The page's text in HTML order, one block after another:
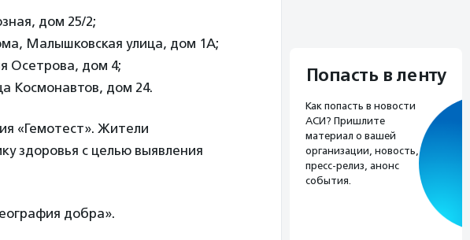
дом 25/2;
Малышковская улица, дом 1А;
Осетрова, дом 4;
Космонавтов, дом 24.
«Гемотест». Жители
здоровья с целью выявления
добра».
Попасть в ленту
Как попасть в новости
АСИ? Пришлите
материал о вашей
организации, новость,
пресс-релиз, анонс
события.